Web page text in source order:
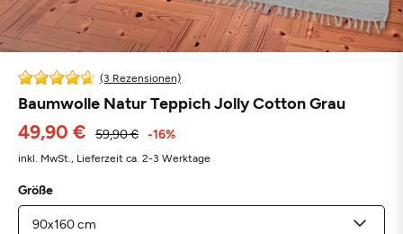
(3 Rezensionen)
Baumwolle Natur Teppich Jolly Cotton Grau
49,90 € 59,90 € -16%
inkl. MwSt., Lieferzeit ca. 2-3 Werktage
Größe